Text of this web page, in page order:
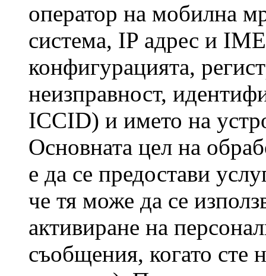
оператор на мобилна
система, IP адрес и
конфигурацията,
неизправност,
ICCID) и името на
Основната цел на
е да се предостави
че тя може да се
активиране на
съобщения, когато сте